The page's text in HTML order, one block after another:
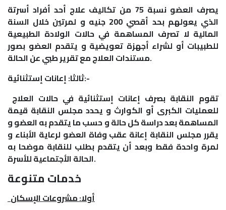
يصرف العضو نسبة 75 من تكاليف علاج أحد أفراد أسرتة
الذي يعولهم بحد أقصي 200 جنيه و لمرتين خلال السنة
المالية لا تصرف المساهمة في حالات الولادة الطبيعية
للطبيبات أو لشراء أجهزة تعويضية و يتقدم العضو بصور
مستندات العلاج مع تقرير طبي عن الحالة.
ثالثا: إعانات إستثنائية:-
للعمليات الكبرى أو الكوارث و يحدد مجلس النقابة قيمة
المساهمة بعد دراسة كل حالة و حسب ما يتقدم به العضو و
يقرر مجلس النقابة إعانة عقب وفاة العضو لرعاية الأبناء و
لمرة واحدة فقط وبعد أن يتقدم بطلب للنقابة موضحا به
الحالة الأجتماعية للأسرة.
خدمات متنوعة
أولا: مشروعات الإسكان